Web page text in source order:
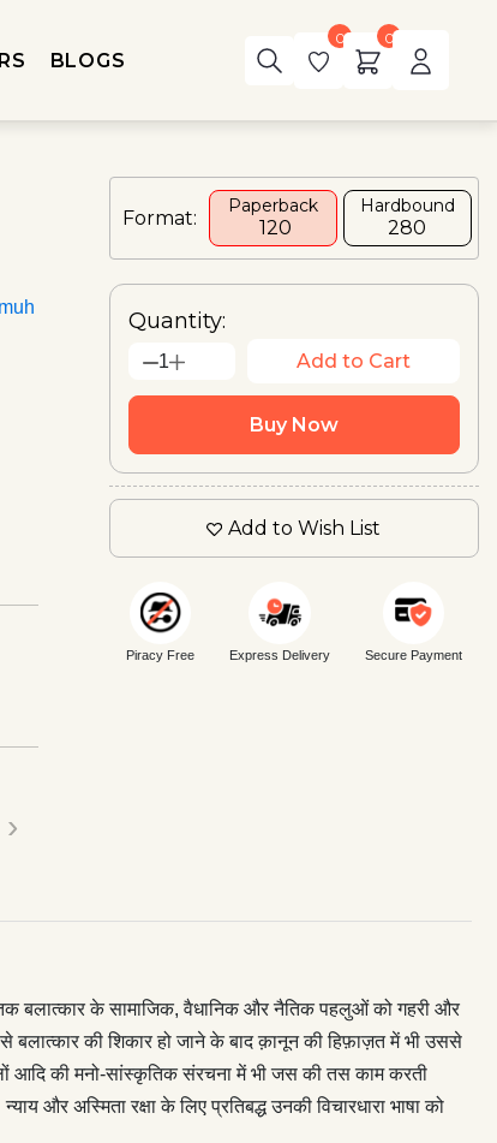
BLOGS
0 0
›
Format:
Paperback
₹ 120
Hardbound
₹280
Quantity:
1 Add to Cart
Buy Now
Add to Wish List
Piracy Free Express Delivery Secure Payment
बलात्कार के सामाजिक, वैधानिक और नैतिक पहलुओं को गहरी और
बलात्कार की शिकार हो जाने के बाद क़ानून की हिफ़ाज़त में भी उससे
आदि की मनो-सांस्कृतिक संरचना में भी जस की तस काम करती
और अस्मिता रक्षा के लिए प्रतिबद्ध उनकी विचारधारा भाषा को